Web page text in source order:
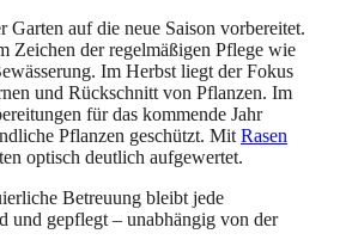
auf die neue Saison vorbereitet.
Zeichen der regelmäßigen Pflege wie
Im Herbst liegt der Fokus
und Rückschnitt von Pflanzen. Im
für das kommende Jahr
Pflanzen geschützt. Mit Rasen
optisch deutlich aufgewertet.
Betreuung bleibt jede
und gepflegt – unabhängig von der